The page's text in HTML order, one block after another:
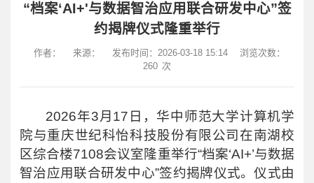
“档案‘AI+'与数据智治应用联合研发中心”签
约揭牌仪式隆重举行
作者： 来源： 发布时间：2026-03-18 15:14
浏览次数：
260 次
2026年3月17日，华中师范大学计算机学
院与重庆世纪科怡科技股份有限公司在南湖校
区综合楼7108会议室隆重举行“档案‘AI+’与数据
智治应用联合研发中心”签约揭牌仪式。仪式由